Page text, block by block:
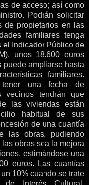
de acceso; así como
Podrán solicitar
de propietarios en las
familiares tenga
el Indicador Público de
unos 18.600 euros
puede ampliarse hasta
familiares.
tener una fecha de
tendrán que
las viviendas están
habitual de sus
de una cuantía
las obras, pudiendo
obras sea la mejora
estimándose una
euros. Las cuantías
10% cuando se trate
de Interés Cultural,